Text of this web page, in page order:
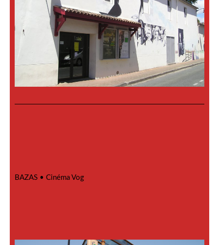
BAZAS • Cinéma Vog